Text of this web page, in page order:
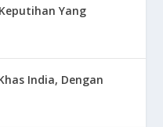
Yang
India, Dengan